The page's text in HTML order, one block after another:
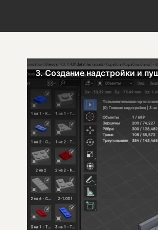
3. Создание надстройки и